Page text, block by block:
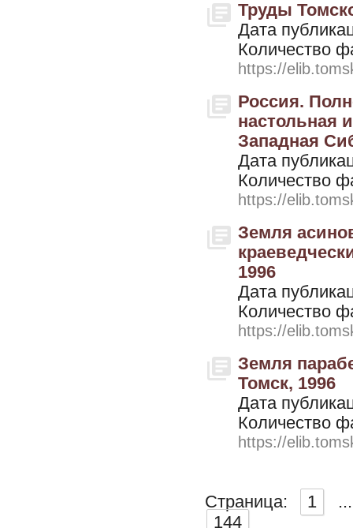
Труды
Дата
Количество
https://
Россия.
настольная
Западная
Дата
Количество
https://
Земля
1996
Дата
Количество
https://
Земля
Томск, 1996
Дата
Количество
https://
Страница: 1
...
144